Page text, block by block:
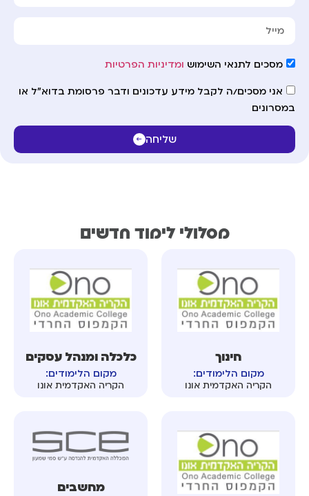
מסכים לתנאי השימוש ומדיניות הפרטיות
אני מסכים/ה לקבל מידע עדכונים ודבר פרסומת בדוא"ל או
במסרונים
שליחה
מסלולי לימוד חדשים
חינוך
מקום הלימודים:
הקריה האקדמית אונו
כלכלה ומנהל עסקים
מקום הלימודים:
הקריה האקדמית אונו
מחשבים